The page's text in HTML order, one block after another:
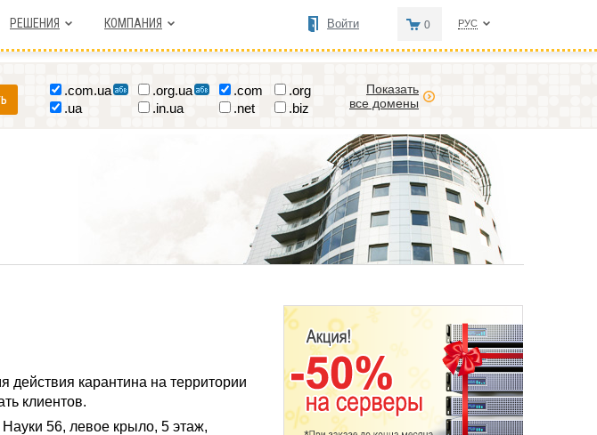
РЕШЕНИЯ КОМПАНИЯ РУС
0
Войти
.com.ua .org.ua .com
.org
.ua
.in.ua .net .biz
Показать
все домены
действия карантина на территории
клиентов.
56, левое крыло, 5 этаж,